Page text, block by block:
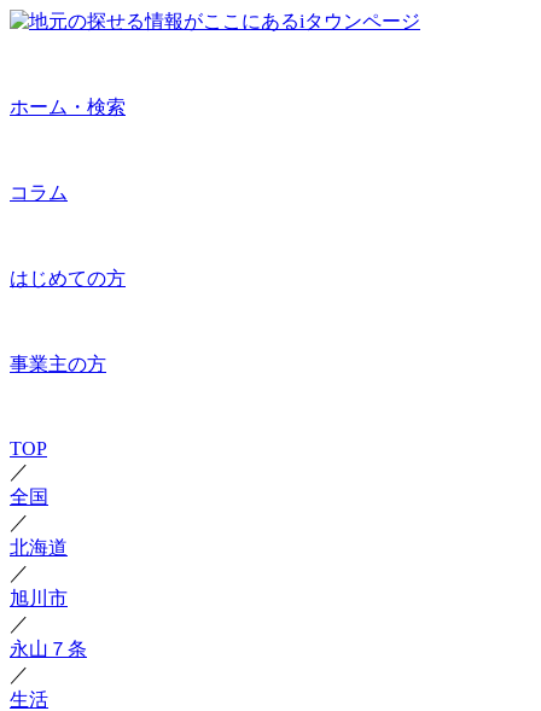
ホーム・検索
コラム
はじめての方
事業主の方
TOP
／
全国
／
北海道
／
旭川市
／
永山７条
／
生活